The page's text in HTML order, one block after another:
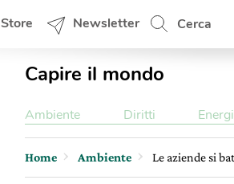
Store Newsletter Cerca
Capire il mondo
Ambiente Diritti
Home Ambiente Le aziende si